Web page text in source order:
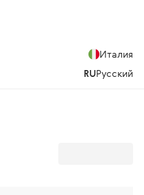
Италия
RUРусский